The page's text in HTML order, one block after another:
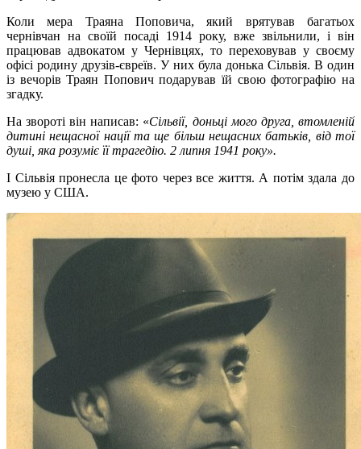
Коли мера Траяна Поповича, який врятував багатьох
чернівчан на своїй посаді 1914 року, вже звільнили, і він
працював адвокатом у Чернівцях, то переховував у своєму
офісі родину друзів-євреїв. У них була донька Сільвія. В один
із вечорів Траян Попович подарував їй свою фотографію на
згадку.
На звороті він написав: «Сільвії, доньці мого друга, втомленій
дитині нещасної нації та ще більш нещасних батьків, від тої
душі, яка розуміє її трагедію. 2 липня 1941 року».
І Сільвія пронесла це фото через все життя. А потім здала до
музею у США.